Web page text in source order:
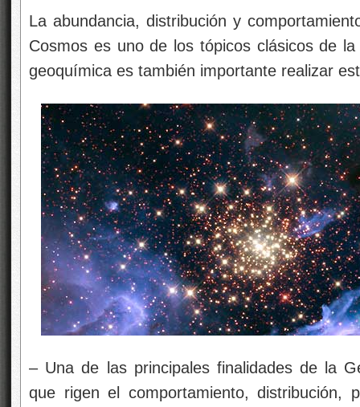
La abundancia, distribución y
Cosmos es uno de los tópicos clásicos de
geoquímica es también importante realizar
– Una de las principales finalidades de la
que rigen el comportamiento, distribución,